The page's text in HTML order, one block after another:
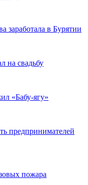
заработала в Бурятии
на свадьбу
«Бабу-ягу»
предпринимателей
пожара